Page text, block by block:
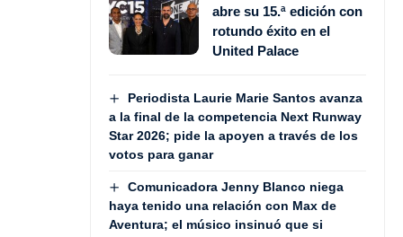
abre su 15.ª edición con
rotundo éxito en el
United Palace
Periodista Laurie Marie Santos avanza
a la final de la competencia Next Runway
Star 2026; pide la apoyen a través de los
votos para ganar
Comunicadora Jenny Blanco niega
haya tenido una relación con Max de
Aventura; el músico insinuó que si